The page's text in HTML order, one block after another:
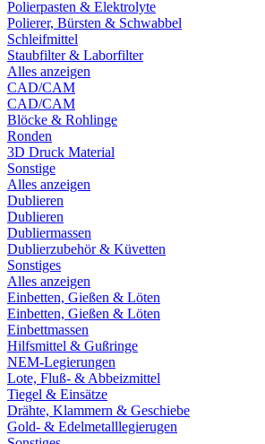
Polierpasten & Elektrolyte
Polierer, Bürsten & Schwabbel
Schleifmittel
Staubfilter & Laborfilter
Alles anzeigen
CAD/CAM
CAD/CAM
Blöcke & Rohlinge
Ronden
3D Druck Material
Sonstige
Alles anzeigen
Dublieren
Dublieren
Dubliermassen
Dublierzubehör & Küvetten
Sonstiges
Alles anzeigen
Einbetten, Gießen & Löten
Einbetten, Gießen & Löten
Einbettmassen
Hilfsmittel & Gußringe
NEM-Legierungen
Lote, Fluß- & Abbeizmittel
Tiegel & Einsätze
Drähte, Klammern & Geschiebe
Gold- & Edelmetalllegierugen